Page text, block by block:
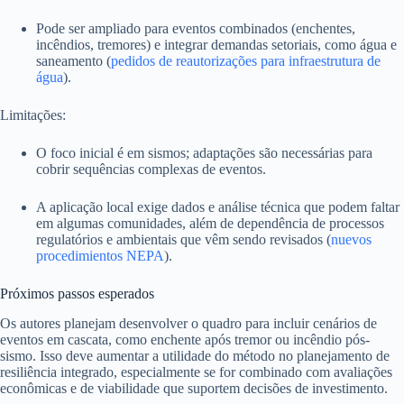
Pode ser ampliado para eventos combinados (enchentes,
incêndios, tremores) e integrar demandas setoriais, como água e
saneamento (pedidos de reautorizações para infraestrutura de
água).
Limitações:
O foco inicial é em sismos; adaptações são necessárias para
cobrir sequências complexas de eventos.
A aplicação local exige dados e análise técnica que podem faltar
em algumas comunidades, além de dependência de processos
regulatórios e ambientais que vêm sendo revisados (nuevos
procedimientos NEPA).
Próximos passos esperados
Os autores planejam desenvolver o quadro para incluir cenários de
eventos em cascata, como enchente após tremor ou incêndio pós-
sismo. Isso deve aumentar a utilidade do método no planejamento de
resiliência integrado, especialmente se for combinado com avaliações
econômicas e de viabilidade que suportem decisões de investimento.